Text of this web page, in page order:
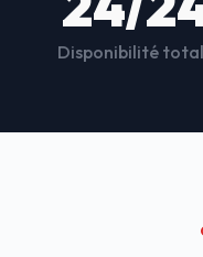
Disponibilité